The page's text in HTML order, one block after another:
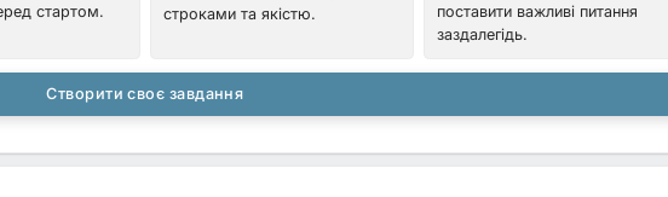
стартом.
строками та якістю.
поставити важливі питання
заздалегідь.
Створити своє завдання